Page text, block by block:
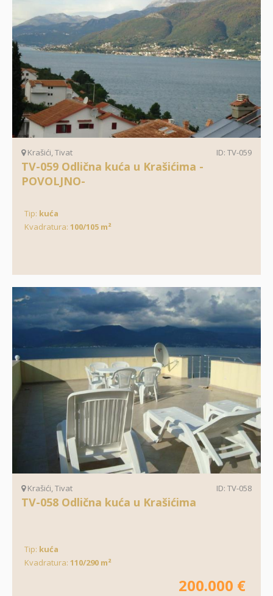
Krašići, Tivat ID: TV-059
TV-059 Odlična kuća u Krašićima -
POVOLJNO-
Tip: kuća
Kvadratura: 100/105 m²
Krašići, Tivat ID: TV-058
TV-058 Odlična kuća u Krašićima
Tip: kuća
Kvadratura: 110/290 m²
200.000 €